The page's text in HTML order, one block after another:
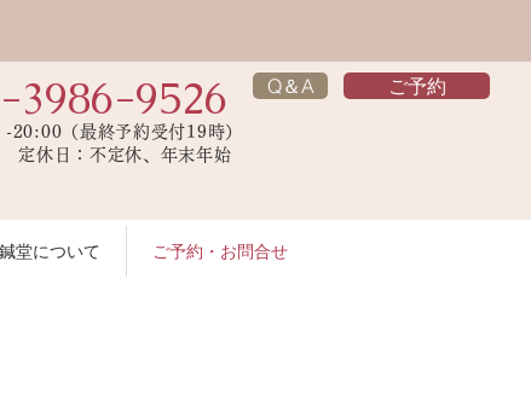
3986-9526
20:00（最終予約受付19時）
休日：不定休、年末年始
Q＆A ご予約
堂について ご予約・お問合せ